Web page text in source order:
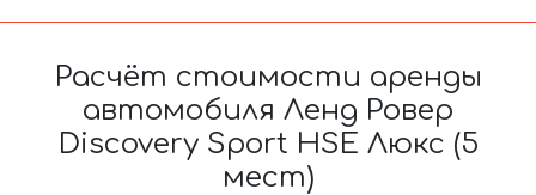
Расчёт стоимости аренды
автомобиля Ленд Ровер
Discovery Sport HSE Люкс (5
мест)